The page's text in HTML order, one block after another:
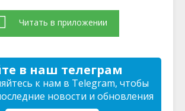
Читать в приложении
в наш телеграм
к нам в Telegram, чтобы
новости и обновления